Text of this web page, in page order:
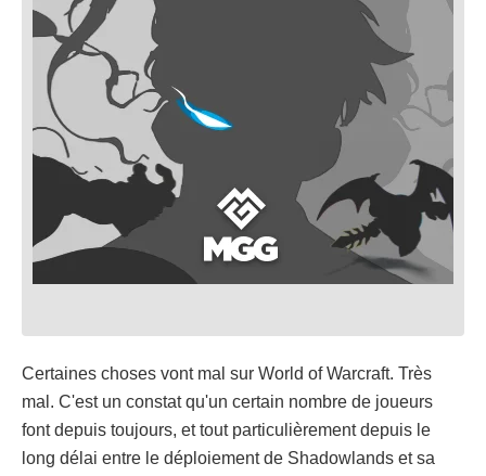
Certaines choses vont mal sur World of Warcraft. Très
mal. C'est un constat qu'un certain nombre de joueurs
font depuis toujours, et tout particulièrement depuis le
long délai entre le déploiement de Shadowlands et sa